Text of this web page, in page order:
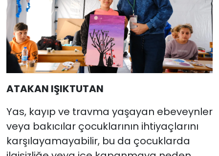
ATAKAN IŞIKTUTAN
Yas, kayıp ve travma yaşayan ebeveynler
veya bakıcılar çocuklarının ihtiyaçlarını
karşılayamayabilir, bu da çocuklarda